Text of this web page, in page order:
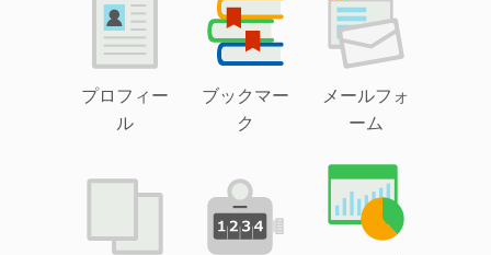
プロフィー
ル
ブックマー
ク
メールフォ
ーム